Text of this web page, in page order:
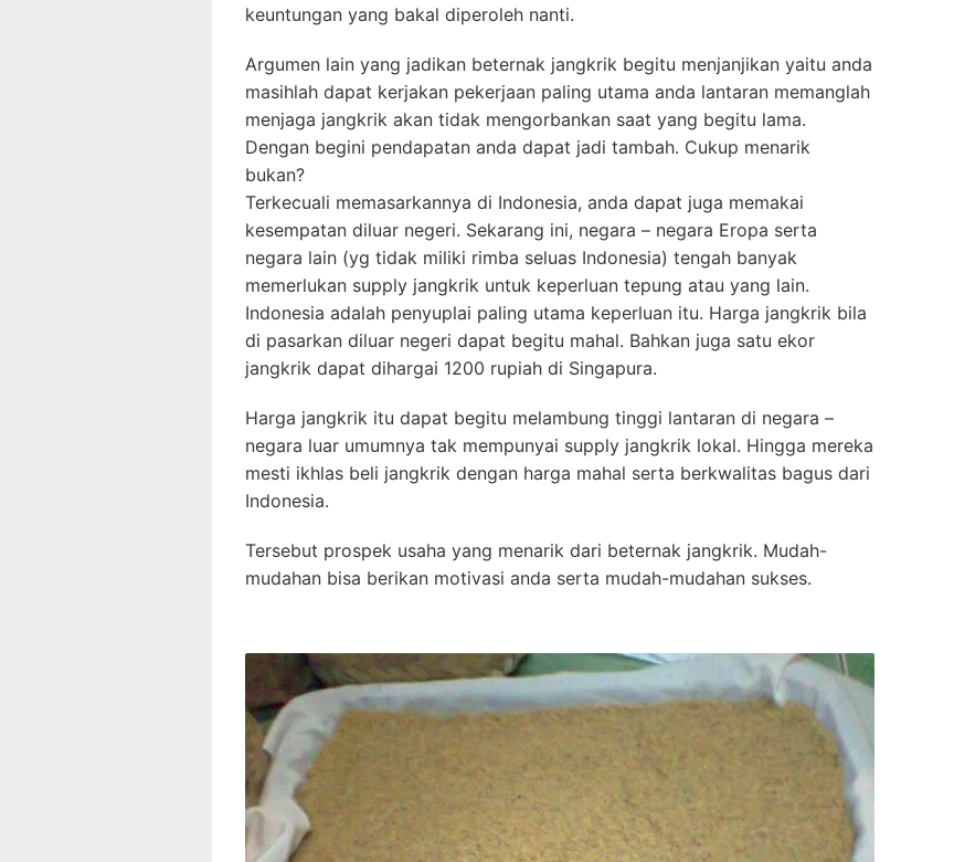
keuntungan yang bakal diperoleh nanti.
Argumen lain yang jadikan beternak jangkrik begitu menjanjikan yaitu anda
masihlah dapat kerjakan pekerjaan paling utama anda lantaran memanglah
menjaga jangkrik akan tidak mengorbankan saat yang begitu lama.
Dengan begini pendapatan anda dapat jadi tambah. Cukup menarik
bukan?
Terkecuali memasarkannya di Indonesia, anda dapat juga memakai
kesempatan diluar negeri. Sekarang ini, negara – negara Eropa serta
negara lain (yg tidak miliki rimba seluas Indonesia) tengah banyak
memerlukan supply jangkrik untuk keperluan tepung atau yang lain.
Indonesia adalah penyuplai paling utama keperluan itu. Harga jangkrik bila
di pasarkan diluar negeri dapat begitu mahal. Bahkan juga satu ekor
jangkrik dapat dihargai 1200 rupiah di Singapura.
Harga jangkrik itu dapat begitu melambung tinggi lantaran di negara –
negara luar umumnya tak mempunyai supply jangkrik lokal. Hingga mereka
mesti ikhlas beli jangkrik dengan harga mahal serta berkwalitas bagus dari
Indonesia.
Tersebut prospek usaha yang menarik dari beternak jangkrik. Mudah-
mudahan bisa berikan motivasi anda serta mudah-mudahan sukses.